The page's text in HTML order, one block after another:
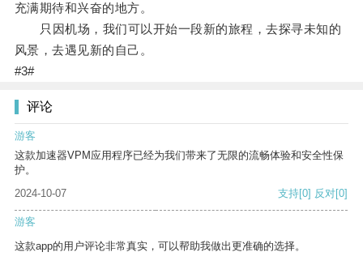
充满期待和兴奋的地方。
只因机场，我们可以开始一段新的旅程，去探寻未知的
风景，去遇见新的自己。
#3#
评论
游客
这款加速器VPM应用程序已经为我们带来了无限的流畅体验和安全性保
护。
2024-10-07
支持[0] 反对[0]
游客
这款app的用户评论非常真实，可以帮助我做出更准确的选择。